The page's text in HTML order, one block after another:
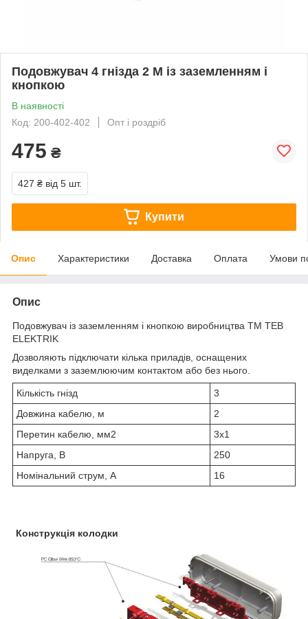
Подовжувач 4 гнізда 2 М із заземленням і
кнопкою
В наявності
Код: 200-402-402
Опт і роздріб
475 ₴
427 ₴ від 5 шт.
Купити
Опис Характеристики Доставка Оплата Умови
Опис
Подовжувач із заземленням і кнопкою виробництва ТМ TEB
ELEKTRIK
Дозволяють підключати кілька приладів, оснащених
виделками з заземлюючим контактом або без нього.
Кількість гнізд
3
Довжина кабелю, м
2
Перетин кабелю, мм2
3х1
Напруга, В
250
Номінальний струм, А
16
Конструкція колодки